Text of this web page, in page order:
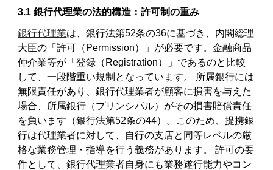
3.1 銀行代理業の法的構造：許可制の重み
銀行代理業は、銀行法第52条の36に基づき、内閣総理
大臣の「許可（Permission）」が必要です。金融商品
仲介業等が「登録（Registration）」であるのと比較
して、一段階重い規制となっています。 所属銀行には
無限責任があり、銀行代理業者が顧客に損害を与えた
場合、所属銀行（プリンシパル）がその損害賠償責任
を負います（銀行法第52条の44）。このため、提携銀
行は代理業者に対して、自行の支店と同等レベルの厳
格な業務管理・指導を行う義務があります。 許可の要
件として、銀行代理業者自身にも業務遂行能力やコン